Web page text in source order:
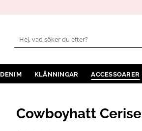
Sök
efter:
DENIM KLÄNNINGAR ACCESSOARER
Cowboyhatt Cerise